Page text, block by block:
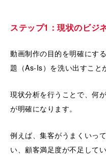
ステップ1：現状のビジ
動画制作の目的を明確にす
題（As-Is）を洗い出すこと
現状分析を行うことで、何
が明確になります。
例えば、集客がうまくいっ
い、顧客満足度が不足して